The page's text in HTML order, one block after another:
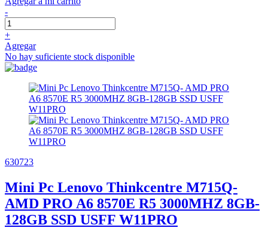
-
+
Agregar
No hay suficiente stock disponible
630723
Mini Pc Lenovo Thinkcentre M715Q-
AMD PRO A6 8570E R5 3000MHZ 8GB-
128GB SSD USFF W11PRO